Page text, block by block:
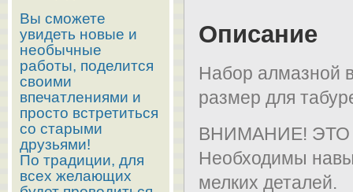
Описание
Набор алмазной
размер для
ВНИМАНИЕ!
Необходимы
мелких деталей.
Вы сможете
увидеть новые и
необычные
работы, поделится
своими
впечатлениями и
просто встретиться
со старыми
друзьями!
По традиции, для
всех желающих